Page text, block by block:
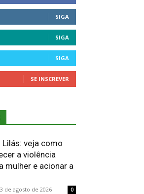
SIGA
SIGA
SIGA
SE INSCREVER
veja como
a violência
mulher e acionar a
3 de agosto de 2026 0